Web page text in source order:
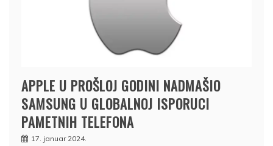
APPLE U PROŠLOJ GODINI NADMAŠIO
SAMSUNG U GLOBALNOJ ISPORUCI
PAMETNIH TELEFONA
17. januar 2024.